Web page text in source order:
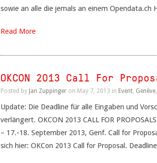
sowie an alle die jemals an einem
Read More
OKCON 2013 Call For
Posted by Jan Zuppinger on May 7, 2013 in Event, Genève,
Update: Die Deadline für alle Eingaben und
verlängert. OKCON 2013 CALL FOR
– 17.-18. September 2013, Genf. Call for
sich hier: OKCon 2013 Call for Proposal.